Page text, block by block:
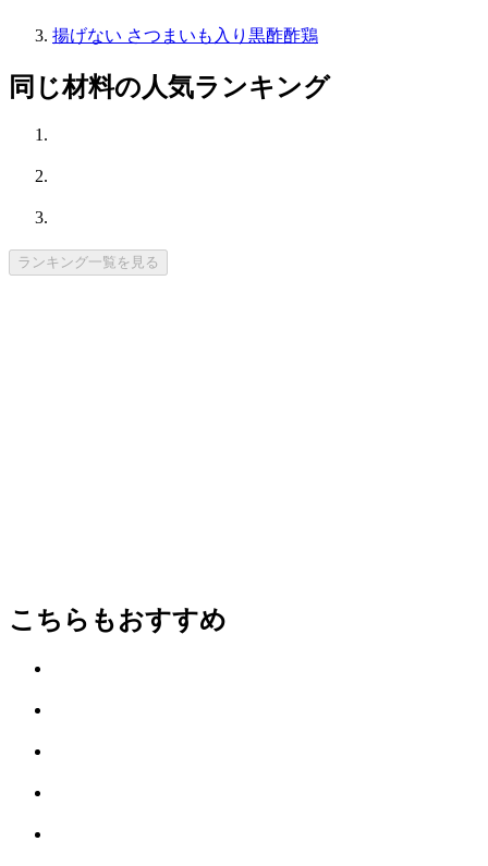
揚げない さつまいも入り黒酢酢鶏
同じ材料の人気ランキング
ランキング一覧を見る
こちらもおすすめ